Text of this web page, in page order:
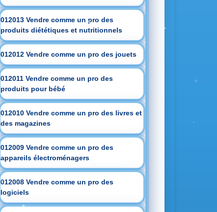
012013 Vendre comme un pro des
produits diététiques et nutritionnels
012012 Vendre comme un pro des jouets
012011 Vendre comme un pro des
produits pour bébé
012010 Vendre comme un pro des livres et
des magazines
012009 Vendre comme un pro des
appareils électroménagers
012008 Vendre comme un pro des
logiciels